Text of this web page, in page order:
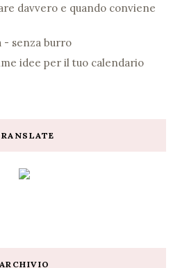
davvero e quando conviene
- senza burro
idee per il tuo calendario
ARCHIVIO